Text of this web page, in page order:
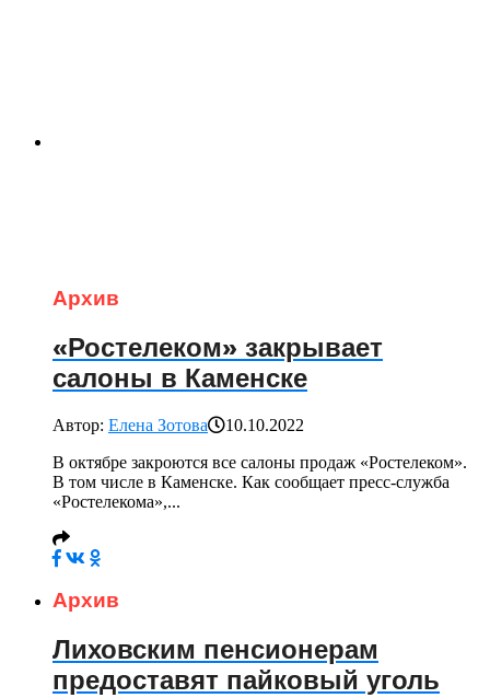
Архив
«Ростелеком» закрывает
салоны в Каменске
Автор: Елена Зотова
10.10.2022
В октябре закроются все салоны продаж «Ростелеком».
В том числе в Каменске. Как сообщает пресс-служба
«Ростелекома»,...
Архив
Лиховским пенсионерам
предоставят пайковый уголь